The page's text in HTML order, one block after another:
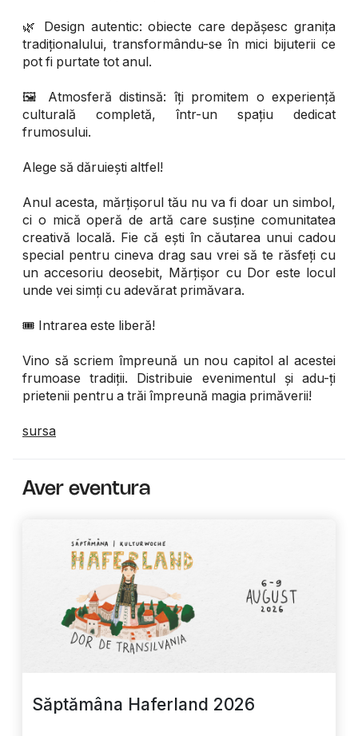
🌿 Design autentic: obiecte care depășesc granița
tradiționalului, transformându-se în mici bijuterii ce
pot fi purtate tot anul.
🖼️ Atmosferă distinsă: îți promitem o experiență
culturală completă, într-un spațiu dedicat
frumosului.
Alege să dăruiești altfel!
Anul acesta, mărțișorul tău nu va fi doar un simbol,
ci o mică operă de artă care susține comunitatea
creativă locală. Fie că ești în căutarea unui cadou
special pentru cineva drag sau vrei să te răsfeți cu
un accesoriu deosebit, Mărțișor cu Dor este locul
unde vei simți cu adevărat primăvara.
🎟️ Intrarea este liberă!
Vino să scriem împreună un nou capitol al acestei
frumoase tradiții. Distribuie evenimentul și adu-ți
prietenii pentru a trăi împreună magia primăverii!
sursa
Aver eventura
Săptămâna Haferland 2026